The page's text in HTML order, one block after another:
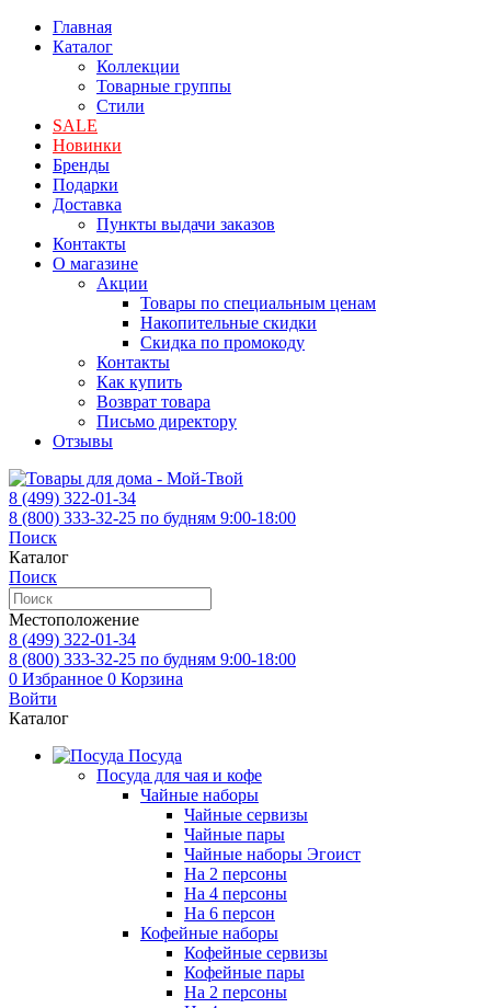
Главная
Каталог
Коллекции
Товарные группы
Стили
SALE
Новинки
Бренды
Подарки
Доставка
Пункты выдачи заказов
Контакты
О магазине
Акции
Товары по специальным ценам
Накопительные скидки
Скидка по промокоду
Контакты
Как купить
Возврат товара
Письмо директору
Отзывы
8 (499) 322-01-34
8 (800) 333-32-25 по будням 9:00-18:00
Поиск
Каталог
Поиск
Местоположение
8 (499) 322-01-34
8 (800) 333-32-25 по будням 9:00-18:00
0 Избранное 0 Корзина
Войти
Каталог
Посуда
Посуда для чая и кофе
Чайные наборы
Чайные сервизы
Чайные пары
Чайные наборы Эгоист
На 2 персоны
На 4 персоны
На 6 персон
Кофейные наборы
Кофейные сервизы
Кофейные пары
На 2 персоны